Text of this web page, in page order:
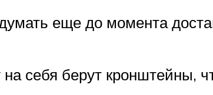
еще до момента
себя берут кронштейны,